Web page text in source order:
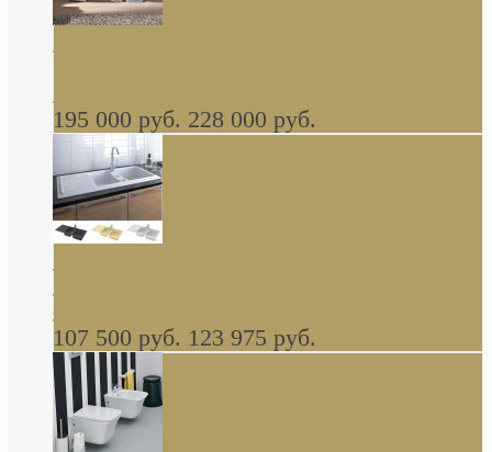
Butterfly Scarabeo КОМПЛЕКТ санфаянса
глянцевая платина В НАЛИЧИИ
195 000 руб. 228 000 руб.
керамическая мойка 1160 x 510 мм белая,
серая, черная, бежевая В НАЛИЧИИ
107 500 руб. 123 975 руб.